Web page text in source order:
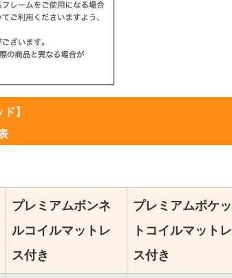
】
プレミアムボンネ
ルコイルマットレ
ス付き
プレミアムポケッ
トコイルマットレ
ス付き